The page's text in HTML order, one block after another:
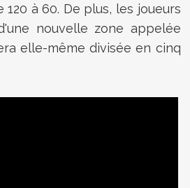
120 à 60. De plus, les joueurs
nouvelle zone appelée
elle-même divisée en cinq